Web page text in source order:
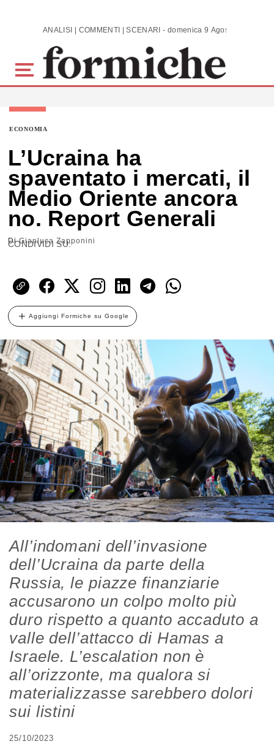
Skip to main content ANALISI | COMMENTI | SCENARI - domenica 9 Agosto 2026
ECONOMIA
L’Ucraina ha
spaventato i mercati, il
Medio Oriente ancora
no. Report Generali
DiGianluca Zapponini
CONDIVIDI SU:
Aggiungi Formiche su Google
All’indomani dell’invasione
dell’Ucraina da parte della
Russia, le piazze finanziarie
accusarono un colpo molto più
duro rispetto a quanto accaduto a
valle dell’attacco di Hamas a
Israele. L’escalation non è
all’orizzonte, ma qualora si
materializzasse sarebbero dolori
sui listini
25/10/2023